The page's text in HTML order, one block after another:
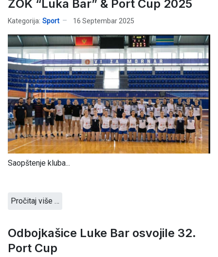
ŽOK “Luka Bar” & Port Cup 2025
Kategorija: Sport 16 Septembar 2025
Saopštenje kluba...
Pročitaj više …
Odbojkašice Luke Bar osvojile 32.
Port Cup